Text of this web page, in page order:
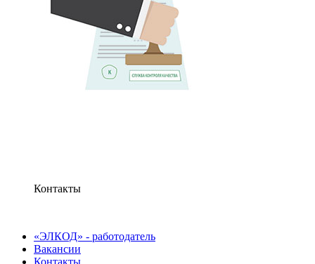
Контакты
«ЭЛКОД» - работодатель
Вакансии
Контакты